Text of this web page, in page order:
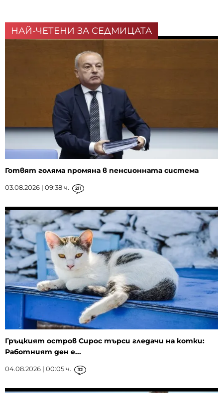
НАЙ-ЧЕТЕНИ ЗА СЕДМИЦАТА
Готвят голяма промяна в пенсионната система
03.08.2026 | 09:38 ч. 211
Гръцкият остров Сирос търси гледачи на котки:
Работният ден е...
04.08.2026 | 00:05 ч. 32